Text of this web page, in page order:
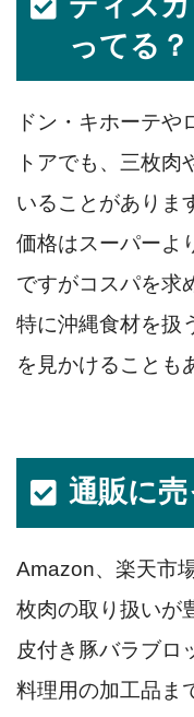
ってる？
ドン・キホーテや
トアでも、三枚肉
いることがありま
価格はスーパーよ
ですがコスパを求
特に沖縄食材を扱
を見かけることも
通販に売
Amazon、楽天市
枚肉の取り扱いが
皮付き豚バラブロ
料理用の加工品ま